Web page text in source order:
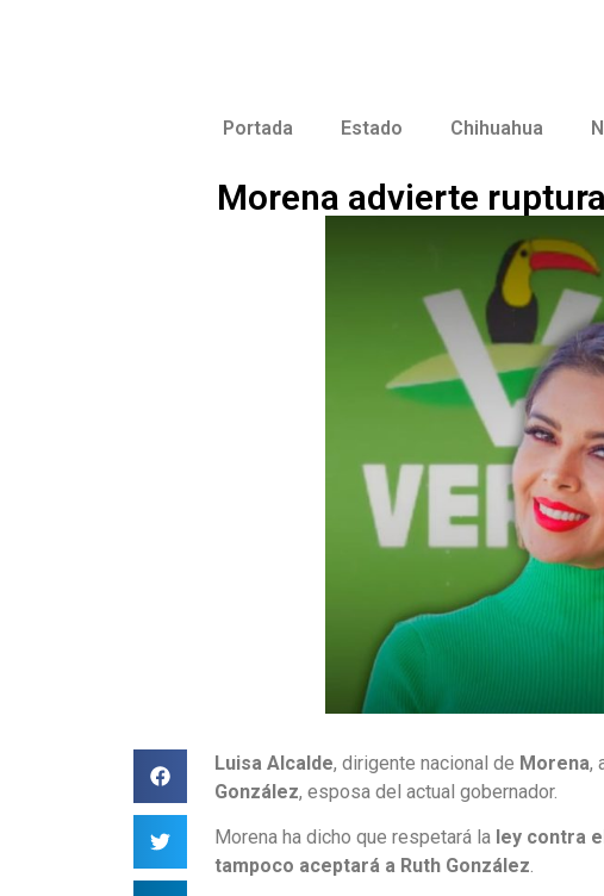
Portada Estado Chihuahua
Morena advierte
Luisa Alcalde, dirigente nacional de Morena,
González, esposa del actual gobernador.
Morena ha dicho que respetará la ley contra
tampoco aceptará a Ruth González.